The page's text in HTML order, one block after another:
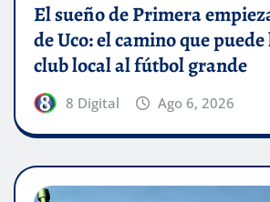
El sueño de Primera
de Uco: el camino que
club local al fútbol grande
8 Digital Ago 6, 2026